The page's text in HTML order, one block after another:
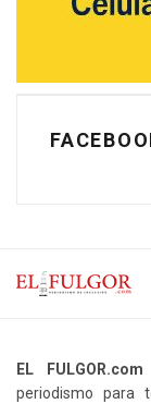
EL FULGOR.com
periodismo para